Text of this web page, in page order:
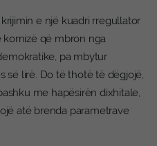
e një kuadri rregullator
kornizë që mbron nga
pa mbytur
së lirë. Do të thotë të dëgjojë,
me hapësirën dixhitale,
atë brenda parametrave